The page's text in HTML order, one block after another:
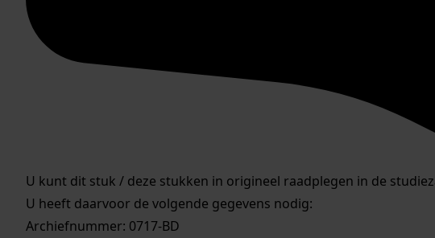
U kunt dit stuk / deze stukken in origineel raadplegen in de
U heeft daarvoor de volgende gegevens nodig:
Archiefnummer: 0717-BD